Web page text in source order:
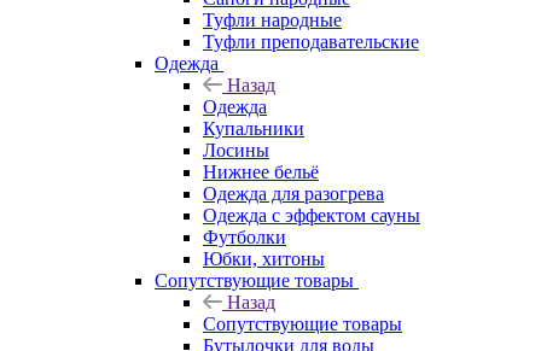
Туфли народные
Туфли преподавательские
Одежда
Назад
Одежда
Купальники
Лосины
Нижнее бельё
Одежда для разогрева
Одежда с эффектом сауны
Футболки
Юбки, хитоны
Сопутствующие товары
Назад
Сопутствующие товары
Бутылочки для воды